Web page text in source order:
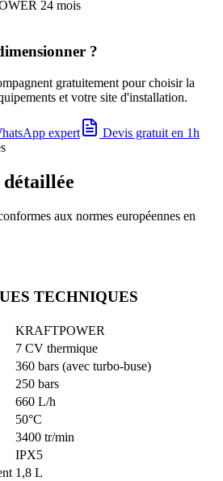
24 mois
?
gratuitement pour choisir la
et votre site d'installation.
expert
Devis gratuit en 1h
aux normes européennes en
TECHNIQUES
KRAFTPOWER
7 CV thermique
360 bars (avec turbo-buse)
250 bars
660 L/h
50°C
3400 tr/min
IPX5
1,8 L